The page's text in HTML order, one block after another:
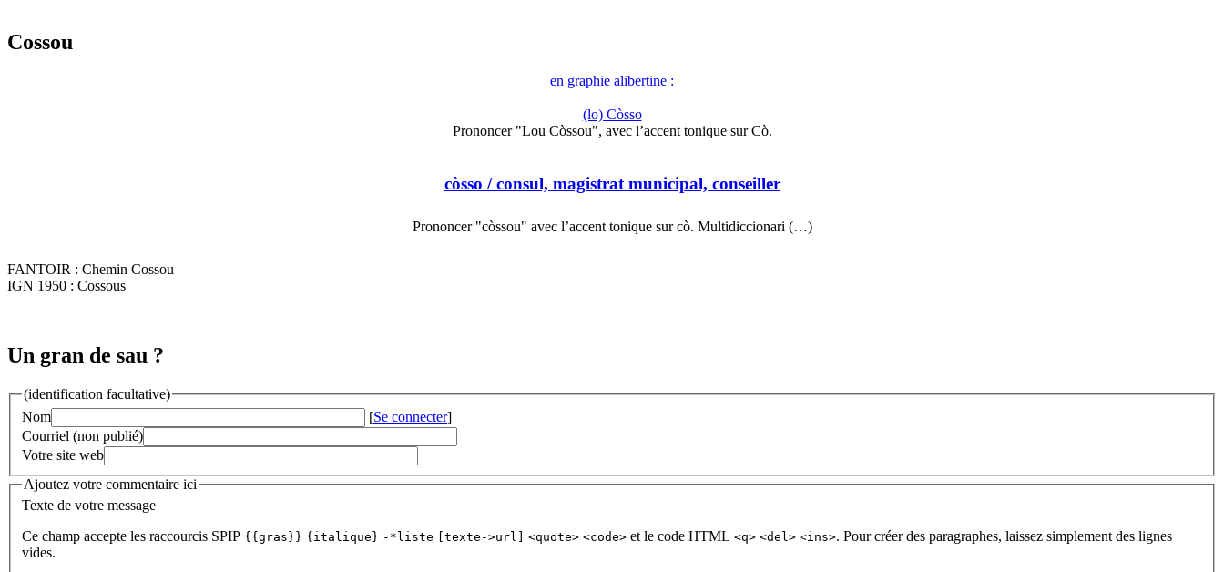
Cossou
en graphie alibertine :
(lo) Còsso
Prononcer "Lou Còssou", avec l’accent tonique sur Cò.
còsso / consul, magistrat municipal, conseiller
Prononcer "còssou" avec l’accent tonique sur cò. Multidiccionari (…)
FANTOIR : Chemin Cossou
IGN 1950 : Cossous
Un gran de sau ?
(identification facultative)
Nom
[Se connecter]
Courriel (non publié)
Votre site web
Ajoutez votre commentaire ici
Texte de votre message
Ce champ accepte les raccourcis SPIP {{gras}} {italique} -*liste [texte->url] <quote> <code> et le code HTML <q> <del> <ins>. Pour créer des paragraphes, laissez simplement des lignes
vides.